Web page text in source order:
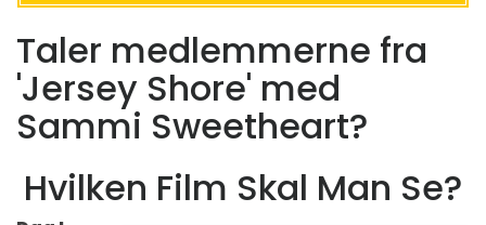
Taler medlemmerne fra
'Jersey Shore' med
Sammi Sweetheart?
Hvilken Film Skal Man Se?